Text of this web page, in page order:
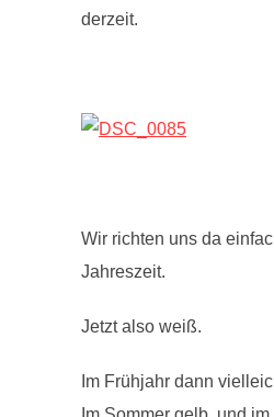
derzeit.
Wir richten uns da
Jahreszeit.
Jetzt also weiß.
Im Frühjahr dann